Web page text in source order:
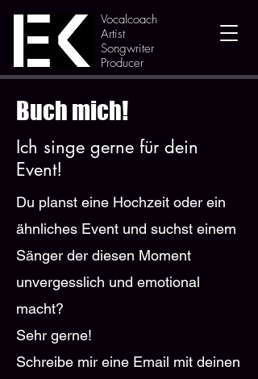
Vocalcoach
Artist
Songwriter
Producer
Buch mich!
Ich singe gerne für dein
Event!
Du planst eine Hochzeit oder ein
ähnliches Event und suchst einem
Sänger der diesen Moment
unvergesslich und emotional
macht?
Sehr gerne!
Schreibe mir eine Email mit deinen